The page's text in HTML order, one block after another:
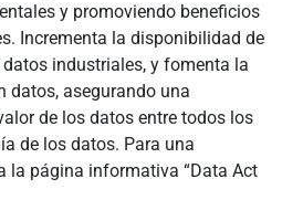
y promoviendo beneficios
Incrementa la disponibilidad de
industriales, y fomenta la
datos, asegurando una
de los datos entre todos los
de los datos. Para una
la página informativa “Data Act